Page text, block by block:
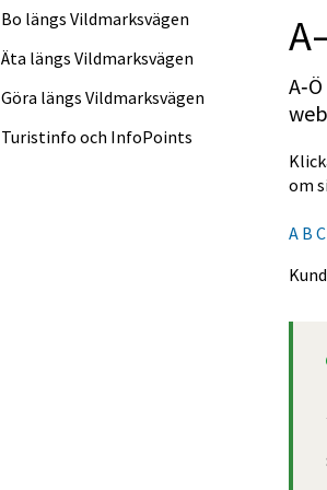
om
A B C
Bo längs Vildmarksvägen
Äta längs Vildmarksvägen
Göra längs Vildmarksvägen
Turistinfo och InfoPoints